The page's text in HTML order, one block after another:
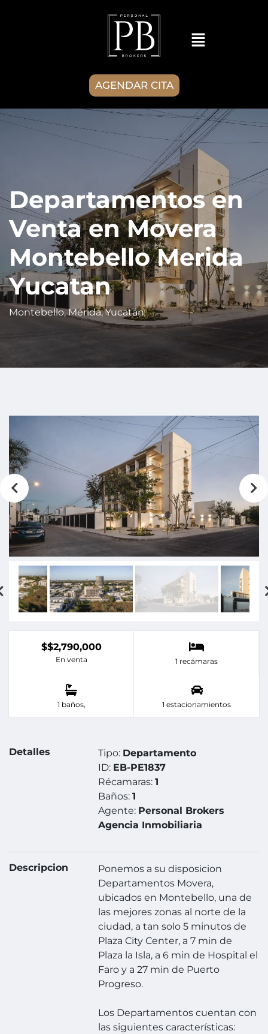
AGENDAR CITA
Departamentos en
Venta en Movera
Montebello Merida
Yucatan
Montebello, Mérida, Yucatán
$$2,790,000
En venta 1 recámaras
1 baños, 1 estacionamientos
Detalles Tipo: Departamento
ID: EB-PE1837
Récamaras:1
Baños:1
Agente: Personal Brokers
Agencia Inmobiliaria
Descripcion
Ponemos a su disposicion
Departamentos Movera,
ubicados en Montebello, una de
las mejores zonas al norte de la
ciudad, a tan solo 5 minutos de
Plaza City Center, a 7 min de
Plaza la Isla, a 6 min de Hospital el
Faro y a 27 min de Puerto
Progreso.
Los Departamentos cuentan con
las siguientes características: